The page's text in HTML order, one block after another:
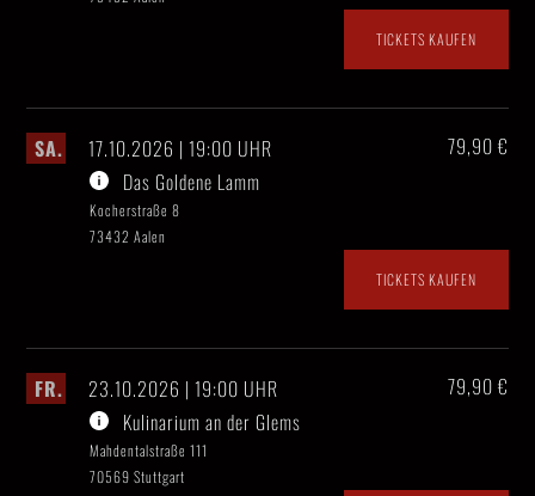
TICKETS KAUFEN
SA.
17.10.2026 | 19:00 UHR
Das Goldene Lamm
Kocherstraße 8
73432 Aalen
79,90 €
TICKETS KAUFEN
FR.
23.10.2026 | 19:00 UHR
Kulinarium an der Glems
Mahdentalstraße 111
70569 Stuttgart
79,90 €